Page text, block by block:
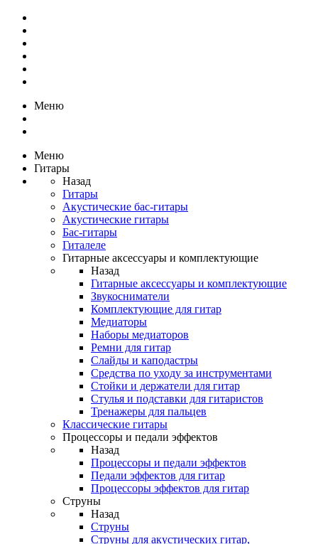
Меню
Меню
Гитары
Назад
Гитары
Акустические бас-гитары
Акустические гитары
Бас-гитары
Гиталеле
Гитарные аксессуары и комплектующие
Назад
Гитарные аксессуары и комплектующие
Звукосниматели
Комплектующие для гитар
Медиаторы
Наборы медиаторов
Ремни для гитар
Слайды и каподастры
Средства по уходу за инструментами
Стойки и держатели для гитар
Стулья и подставки для гитаристов
Тренажеры для пальцев
Классические гитары
Процессоры и педали эффектов
Назад
Процессоры и педали эффектов
Педали эффектов для гитар
Процессоры эффектов для гитар
Струны
Назад
Струны
Струны для акустических гитар,